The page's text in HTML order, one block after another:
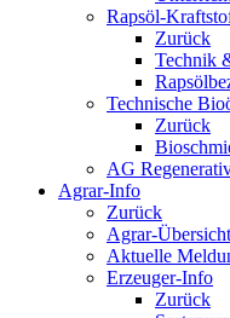
Rapsöl-
Zurück
Technik
Technische
Zurück
AG
Agrar-Info
Zurück
Agrar-Übersicht
Aktuelle
Erzeuger-Info
Zurück